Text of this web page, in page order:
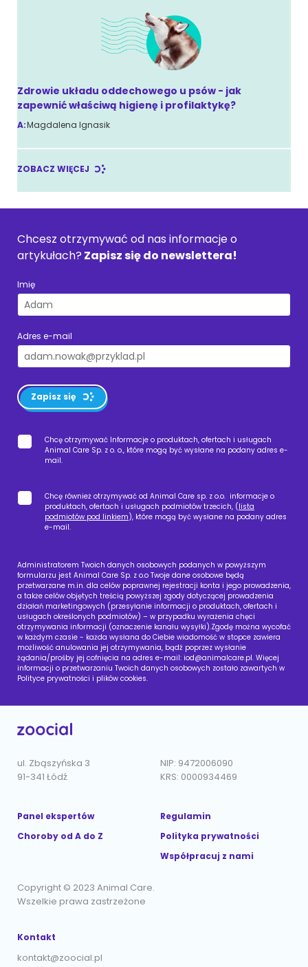
Zdrowie układu oddechowego u psów - jak
zapewnić właściwą higienę i profilaktykę?
A:Magdalena Ignasik
ZOBACZ WIĘCEJ
Chcesz otrzymywać od nas informacje o
artykułach? Zapisz się do newslettera!
Imię
Adres e-mail
Zapisz się
Chcę otrzymywać Informacje o produktach, ofertach i usługach
Animal Care Sp. z o. o., które mogą być wysłane na podany adres e-
mail.
Chcę również otrzymywać od Animal Care sp. z o.o. informacje o
produktach, ofertach i usługach podmiotów trzecich, (lista
podmiotów pod linkiem), które mogą być wysłane na podany adres
e-mail.
Administratorem Twoich danych osobowych podanych w powyższym
formularzu jest Animal Care Sp. z o.o Twoje dane osobowe będą
przetwarzane m.in. dla celów poprawnej rejestracji konta i jego prowadzenia,
a także celów objętych treścią powyższej zgody dotyczącej prowadzenia
działań marketingowych (przesyłanie informacji o produktach, ofertach i
usługach określonych podmiotów) – w przypadku wyrażenia chęci
otrzymywania informacji (oznaczenie kanału wysyłki).Zgodę można wycofać
w każdym czasie - każda wysłana do Ciebie wiadomość w stopce zawiera
możliwość anulowania jej otrzymywania, bądź poprzez wysłanie
żądania/prośby jej cofnięcia na adres e-mail: iod@animalcare.pl. Więcej
informacji o przetwarzaniu Twoich danych osobowych zostało zawartych w
Polityce prywatności i plików cookies.
ul. Zbąszyńska 3
91-341 Łódź
NIP: 9472006090
KRS: 0000934469
Panel ekspertów
Choroby od A do Z
Regulamin
Polityka prywatności
Współpracuj z nami
Copyright © 2023 Animal Care.
Wszelkie prawa zastrzeżone
Kontakt
kontakt@zoocial.pl